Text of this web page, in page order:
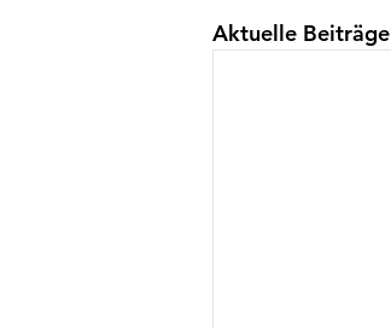
Aktuelle Beiträge